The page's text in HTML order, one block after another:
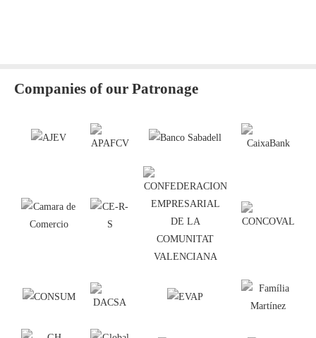
Companies of our Patronage